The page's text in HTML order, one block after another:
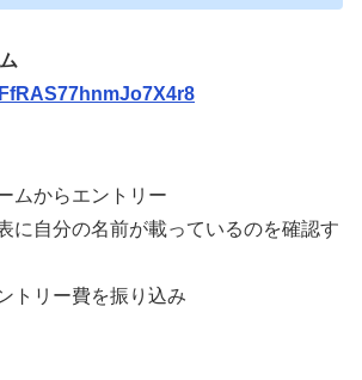
ムからエントリー
に自分の名前が載っているのを確認す
トリー費を振り込み